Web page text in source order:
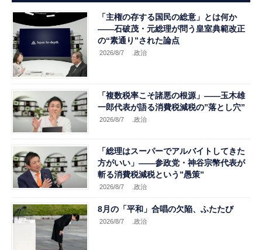
「主権の存する国民の総意」とは何か
――石破茂・元総理が問う皇室典範改正
の“素通り”された論点
2026/8/7 .政治
「複数税率こそ諸悪の根源」――玉木雄
一郎代表が語る消費税減税の”落とし穴”
2026/8/7 .政治
「総理はスーパーでアルバイトしてきた
方がいい」――参政党・神谷宗幣代表が
斬る消費税減税という”愚策”
2026/8/7 .政治
8月の「平和」合唱の欠陥、ふたたび
2026/8/7 .政治